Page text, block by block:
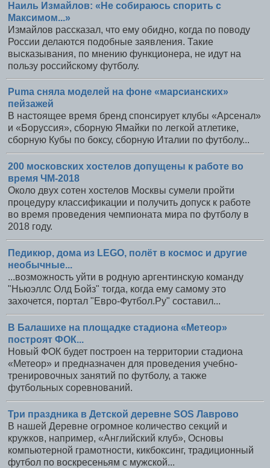
Наиль Измайлов: «Не собираюсь спорить с
Максимом...»
Измайлов рассказал, что ему обидно, когда по поводу
России делаются подобные заявления. Такие
высказывания, по мнению функционера, не идут на
пользу российскому футболу.
Puma сняла моделей на фоне «марсианских»
пейзажей
В настоящее время бренд спонсирует клубы «Арсенал»
и «Боруссия», сборную Ямайки по легкой атлетике,
сборную Кубы по боксу, сборную Италии по футболу...
200 московских хостелов допущены к работе во
время ЧМ-2018
Около двух сотен хостелов Москвы сумели пройти
процедуру классификации и получить допуск к работе
во время проведения чемпионата мира по футболу в
2018 году.
Педикюр, дома из LEGO, полёт в космос и другие
необычные...
...возможность уйти в родную аргентинскую команду
"Ньюэллс Олд Бойз" тогда, когда ему самому это
захочется, портал "Евро-Футбол.Ру" составил...
В Балашихе на площадке стадиона «Метеор»
построят ФОК...
Новый ФОК будет построен на территории стадиона
«Метеор» и предназначен для проведения учебно-
тренировочных занятий по футболу, а также
футбольных соревнований.
Три праздника в Детской деревне SOS Лаврово
В нашей Деревне огромное количество секций и
кружков, например, «Английский клуб», Основы
компьютерной грамотности, кикбоксинг, традиционный
футбол по воскресеньям с мужской...